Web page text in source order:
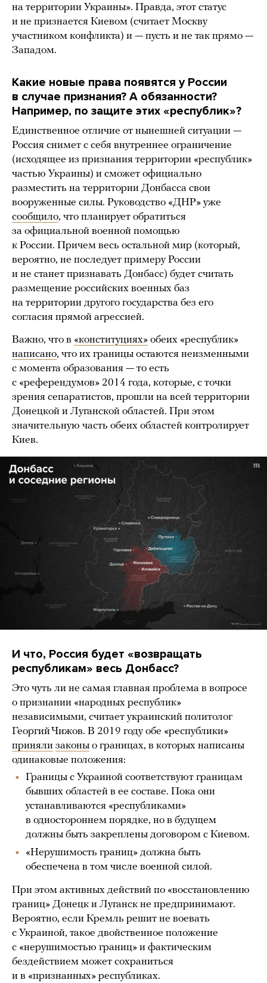
на территории Украины». Правда, этот статус
и не признается Киевом (считает Москву
участником конфликта) и — пусть и не так прямо —
Западом.
Какие новые права появятся у России
в случае признания? А обязанности?
Например, по защите этих «республик»?
Единственное отличие от нынешней ситуации —
Россия снимет с себя внутреннее ограничение
(исходящее из признания территории «республик»
частью Украины) и сможет официально
разместить на территории Донбасса свои
вооруженные силы. Руководство «ДНР» уже
сообщило, что планирует обратиться
за официальной военной помощью
к России. Причем весь остальной мир (который,
вероятно, не последует примеру России
и не станет признавать Донбасс) будет считать
размещение российских военных баз
на территории другого государства без его
согласия прямой агрессией.
Важно, что в «конституциях» обеих «республик»
написано, что их границы остаются неизменными
с момента образования — то есть
с «референдумов» 2014 года, которые, с точки
зрения сепаратистов, прошли на всей территории
Донецкой и Луганской областей. При этом
значительную часть обеих областей контролирует
Киев.
И что, Россия будет «возвращать
республикам» весь Донбасс?
Это чуть ли не самая главная проблема в вопросе
о признании «народных республик»
независимыми, считает украинский политолог
Георгий Чижов. В 2019 году обе «республики»
приняли законы о границах, в которых написаны
одинаковые положения:
Границы с Украиной соответствуют границам
бывших областей в ее составе. Пока они
устанавливаются «республиками»
в одностороннем порядке, но в будущем
должны быть закреплены договором с Киевом.
«Нерушимость границ» должна быть
обеспечена в том числе военной силой.
При этом активных действий по «восстановлению
границ» Донецк и Луганск не предпринимают.
Вероятно, если Кремль решит не воевать
с Украиной, такое двойственное положение
с «нерушимостью границ» и фактическим
бездействием может сохраниться
и в «признанных» республиках.